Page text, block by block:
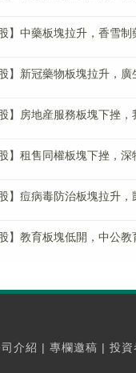
股】中藥板塊拉升，香雪
股】新冠藥物板塊拉升，
股】房地産服務板塊下挫
股】租售同權板塊下挫，
股】痘病毒防治板塊拉升
股】教育板塊低開，中公
介紹 | 專欄邀稿 | 投資